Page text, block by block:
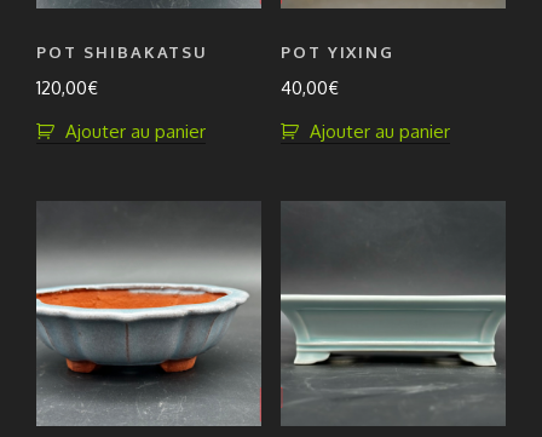
POT SHIBAKATSU
120,00€
Ajouter au panier
POT YIXING
40,00€
Ajouter au panier